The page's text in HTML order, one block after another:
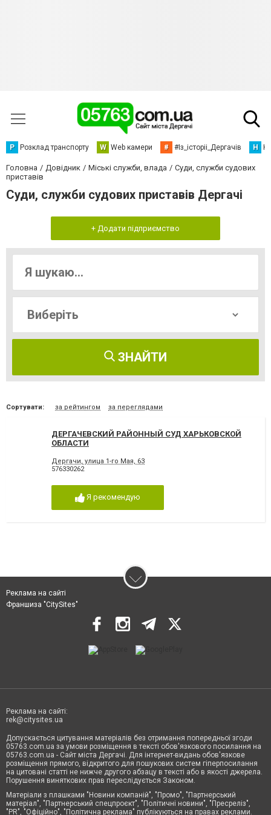
Р Розклад транспорту W Web камери # #Із_історіі_Дергачів Н
Головна Довідник Міські служби, влада
Суди, служби судових
приставів
Суди, служби судових приставів Дергачі
+ Додати підприємство
ЗНАЙТИ
Сортувати: за рейтингом за переглядами
ДЕРГАЧЕВСКИЙ РАЙОННЫЙ СУД ХАРЬКОВСКОЙ
ОБЛАСТИ
Дергачи, улица 1-го Мая, 63
576330262
Я рекомендую
Реклама на сайті
Франшиза "CitySites"
Реклама на сайті:
rek@citysites.ua
Допускається цитування матеріалів без отримання попередньої згоди
05763.com.ua за умови розміщення в тексті обов'язкового посилання на
05763.com.ua - Сайт міста Дергачі. Для інтернет-видань обов'язкове
розміщення прямого, відкритого для пошукових систем гіперпосилання
на цитовані статті не нижче другого абзацу в тексті або в якості джерела.
Порушення виняткових прав переслідується Законом.
Матеріали з плашками "Новини компаній", "Промо", "Партнерський
матеріал", "Партнерський спецпроєкт", "Політичні новини", "Пресреліз",
"PR", "Офіційно", "Політична реклама" публікуються на правах реклами.